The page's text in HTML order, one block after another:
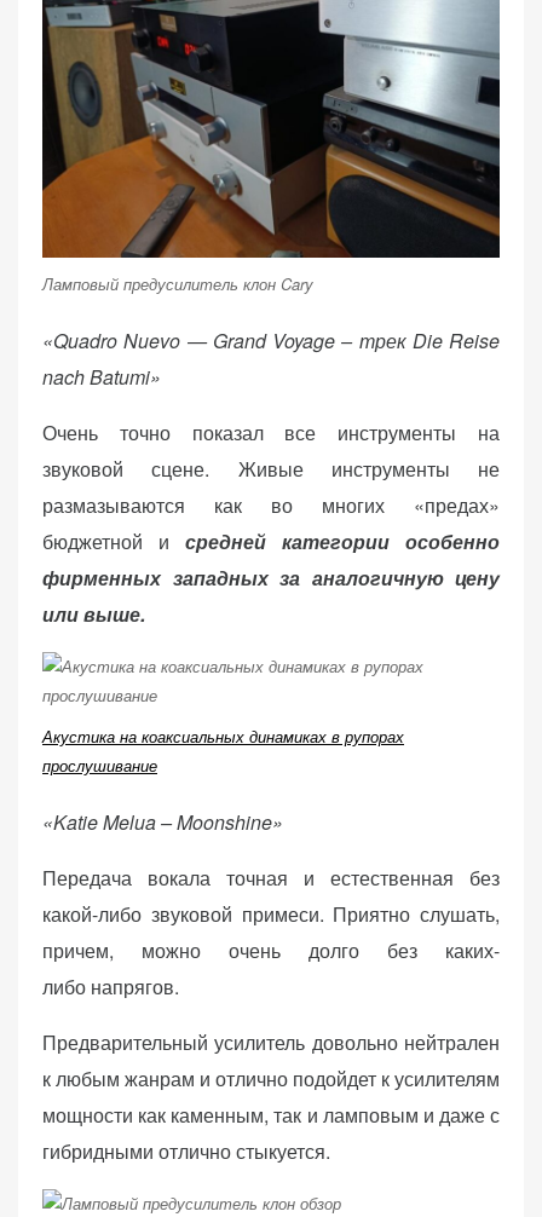
Ламповый предусилитель клон Cary
«Quadro Nuevo — Grand Voyage – трек Die Reise
nach Batumi»
Очень точно показал все инструменты на
звуковой сцене. Живые инструменты не
размазываются как во многих «предах»
бюджетной и средней категории особенно
фирменных западных за аналогичную цену
или выше.
Акустика на коаксиальных динамиках в рупорах
прослушивание
«Katie Melua – Moonshine»
Передача вокала точная и естественная без
какой-либо звуковой примеси. Приятно слушать,
причем, можно очень долго без каких-
либо напрягов.
Предварительный усилитель довольно нейтрален
к любым жанрам и отлично подойдет к усилителям
мощности как каменным, так и ламповым и даже с
гибридными отлично стыкуется.